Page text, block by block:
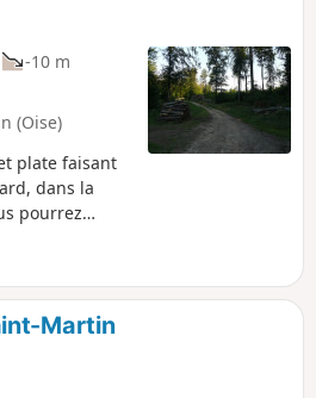
-10 m
(Oise)
plate faisant
dans la
pourrez
des
désaltérer
Deux accès en
l'un voisin
ombragée.
Martin